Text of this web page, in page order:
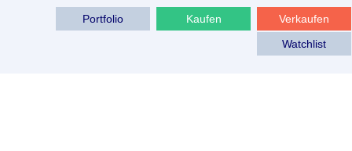
Verkaufen
Kaufen
Portfolio
Watchlist